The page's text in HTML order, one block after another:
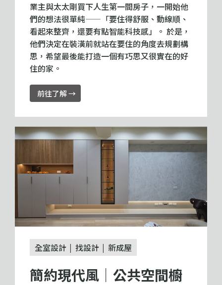
業主與太太剛買下人生第一間房子，一開始他
們的想法很單純——「要住得舒服、動線順、
看起來整齊，還要有點智能科技感」。 於是，
他們決定在裝潢前就站在要住的角度去規劃構
思，希望最後能打造一個有巧思又很實在的好
住的家。
前往了解 →
全室設計 找設計 新成屋
簡約現代風｜公共空間櫥